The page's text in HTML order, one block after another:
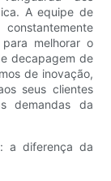
A equipe de
melhorar o
decapagem de
de inovação,
seus clientes
demandas da
a diferença da